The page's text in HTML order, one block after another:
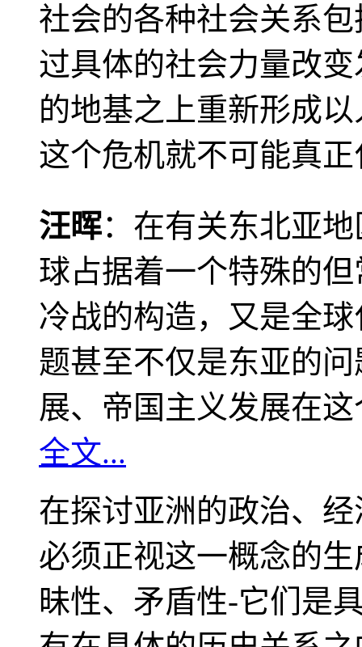
社会的各种社会关系
过具体的社会力量改
的地基之上重新形成
这个危机就不可能真
汪晖：在有关东北亚
球占据着一个特殊的
冷战的构造，又是全
题甚至不仅是东亚的
展、帝国主义发展在
全文...
在探讨亚洲的政治、
必须正视这一概念的
昧性、矛盾性-它们是